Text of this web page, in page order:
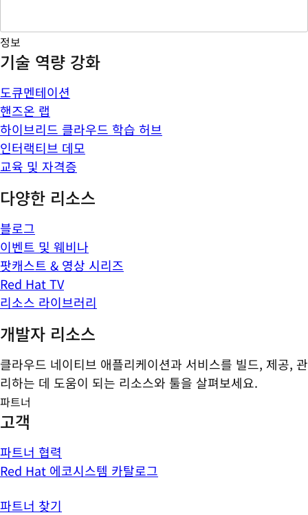
정보
기술 역량 강화
도큐멘테이션
핸즈온 랩
하이브리드 클라우드 학습 허브
인터랙티브 데모
교육 및 자격증
다양한 리소스
블로그
이벤트 및 웨비나
팟캐스트 & 영상 시리즈
Red Hat TV
리소스 라이브러리
개발자 리소스
클라우드 네이티브 애플리케이션과 서비스를 빌드, 제공, 관
리하는 데 도움이 되는 리소스와 툴을 살펴보세요.
파트너
고객
파트너 협력
Red Hat 에코시스템 카탈로그
파트너 찾기